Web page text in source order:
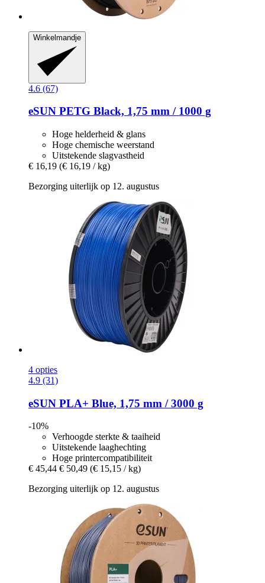
Winkelmandje
4.6 (67)
eSUN PETG Black, 1,75 mm / 1000 g
Hoge helderheid & glans
Hoge chemische weerstand
Uitstekende slagvastheid
€ 16,19 (€ 16,19 / kg)
Bezorging uiterlijk op 12. augustus
4 opties
4.9 (31)
eSUN PLA+ Blue, 1,75 mm / 3000 g
-10%
Verhoogde sterkte & taaiheid
Uitstekende laaghechting
Hoge printercompatibiliteit
€ 45,44 € 50,49 (€ 15,15 / kg)
Bezorging uiterlijk op 12. augustus